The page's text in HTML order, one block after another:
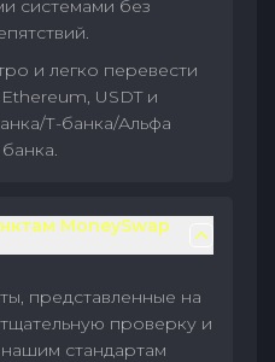
системами без
и легко перевести
USDT и
Т-банка/Альфа
MoneySwap
представленные на
проверку и
стандартам